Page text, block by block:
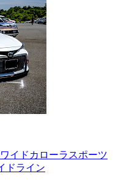
イドカローラスポーツ
ドライン